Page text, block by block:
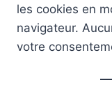
les cookies en
navigateur.
votre